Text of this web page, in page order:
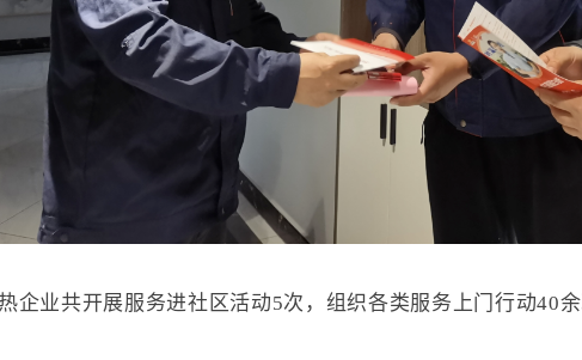
企业共开展服务进社区活动5次，组织各类服务上门行动40